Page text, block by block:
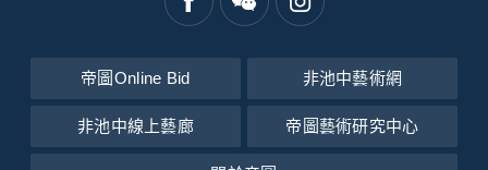
帝圖Online Bid 非池中藝術網
非池中線上藝廊 帝圖藝術研究中心